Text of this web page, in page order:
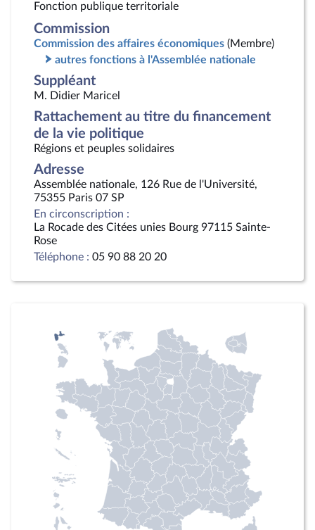
Fonction publique territoriale
Commission
Commission des affaires économiques (Membre)
autres fonctions à l'Assemblée nationale
Suppléant
M. Didier Maricel
Rattachement au titre du financement
de la vie politique
Régions et peuples solidaires
Adresse
Assemblée nationale, 126 Rue de l'Université,
75355 Paris 07 SP
En circonscription :
La Rocade des Citées unies Bourg 97115 Sainte-
Rose
Téléphone : 05 90 88 20 20